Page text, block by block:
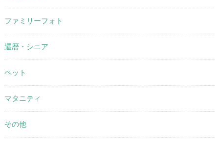
ファミリーフォト
還暦・シニア
ペット
マタニティ
その他